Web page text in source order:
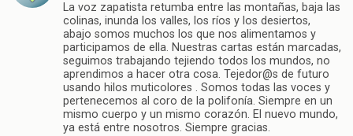
La voz zapatista retumba entre las montañas, baja las
colinas, inunda los valles, los ríos y los desiertos,
abajo somos muchos los que nos alimentamos y
participamos de ella. Nuestras cartas están marcadas,
seguimos trabajando tejiendo todos los mundos, no
aprendimos a hacer otra cosa. Tejedor@s de futuro
usando hilos muticolores . Somos todas las voces y
pertenecemos al coro de la polifonía. Siempre en un
mismo cuerpo y un mismo corazón. El nuevo mundo,
ya está entre nosotros. Siempre gracias.